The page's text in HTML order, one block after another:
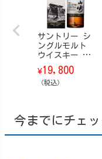
サントリー シ
ングルモルト
ウイスキー 山
崎 Story of t
he Distillery
（ストーリ
25 EDITION 70
¥19,800
（税込）
今までにチェ